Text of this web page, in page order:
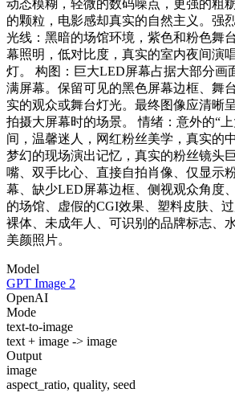
动态模糊，轻微的数码噪点，更强的粗
的颗粒，电影感却真实的自然主义。强
光线：黑暗的场馆环境，紫色和粉色舞
幕照明，低对比度，真实的室内夜间演
灯。 构图：巨大LED屏幕占据大部分画
满屏幕。保留可见的黑色屏幕边框、舞
实的观众或舞台灯光。最终图像应清晰
拍摄大屏幕时的场景。 情绪：意外的“
间，温馨迷人，网红粉丝美学，真实的
梦幻的现场演出记忆，真实的粉丝镜头
嘴、双手比心、直接自拍肖像、仅显示
幕、缺少LED屏幕边框、侧视观众角度
的场馆、虚假的CGI效果、塑料皮肤、过
裸体、未成年人、可识别的品牌标志、
美颜照片。
Model
GPT Image 2
OpenAI
Mode
text-to-image
text + image -> image
Output
image
aspect_ratio, quality, seed